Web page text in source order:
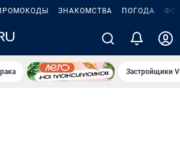
ЗНАКОМСТВА ПОГОДА
Застройщики